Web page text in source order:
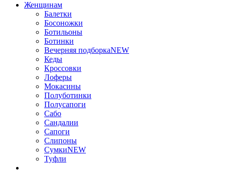
Женщинам
Балетки
Босоножки
Ботильоны
Ботинки
Вечерняя подборкаNEW
Кеды
Кроссовки
Лоферы
Мокасины
Полуботинки
Полусапоги
Сабо
Сандалии
Сапоги
Слипоны
СумкиNEW
Туфли